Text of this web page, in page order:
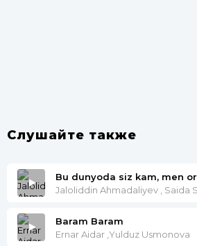
Слушайте также
Bu dunyoda siz kam, men
Jaloliddin Ahmadaliyev , Saida
Baram Baram
Ernar Aidar ,Yulduz Usmonova